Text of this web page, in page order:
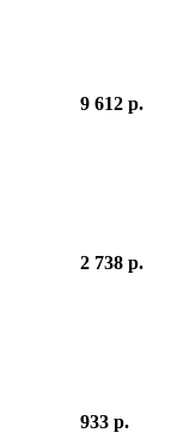
9 612 р.
2 738 р.
933 р.